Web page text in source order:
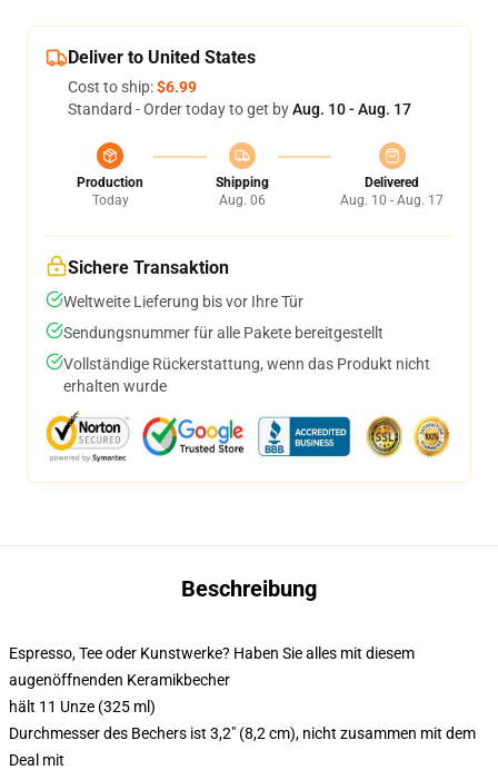
Deliver to United States
Cost to ship:$6.99
Standard - Order today to get byAug. 10 - Aug. 17
Production
Today
Shipping
Aug. 06
Delivered
Aug. 10 - Aug. 17
Sichere Transaktion
Weltweite Lieferung bis vor Ihre Tür
Sendungsnummer für alle Pakete bereitgestellt
Vollständige Rückerstattung, wenn das Produkt nicht
erhalten wurde
Beschreibung
Espresso, Tee oder Kunstwerke? Haben Sie alles mit diesem
augenöffnenden Keramikbecher
hält 11 Unze (325 ml)
Durchmesser des Bechers ist 3,2" (8,2 cm), nicht zusammen mit dem
Deal mit